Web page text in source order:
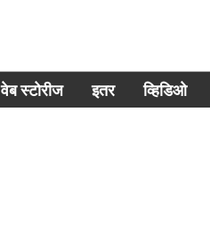
वेब स्टोरीज इतर व्हिडिओ